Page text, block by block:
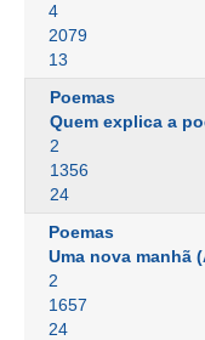
4
2079
13
Poemas
Quem explica a
2
1356
24
Poemas
Uma nova manhã
2
1657
24